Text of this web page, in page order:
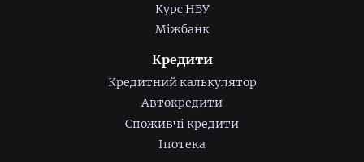
Курс НБУ
Міжбанк
Кредити
Кредитний калькулятор
Автокредити
Споживчі кредити
Іпотека